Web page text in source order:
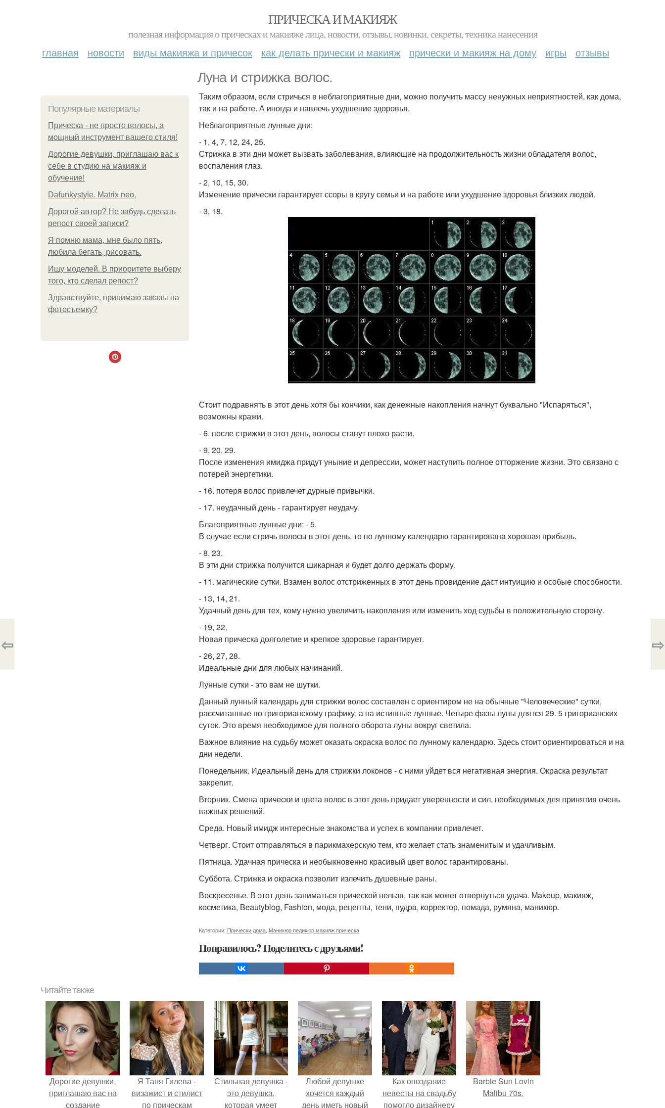
ПРИЧЕСКА И МАКИЯЖ
полезная информация о прическах и макияже лица, новости, отзывы, новинки, секреты, техника нанесения
главная новости виды макияжа и причесок как делать прически и макияж прически и макияж на дому игры отзывы
Луна и стрижка волос.
Популярные материалы
Прическа - не просто волосы, а
мощный инструмент вашего стиля!
Дорогие девушки, приглашаю вас к
себе в студию на макияж и
обучение!
Dafunkystyle. Matrix neo.
Дорогой автор? Не забудь сделать
репост своей записи?
Я помню мама, мне было пять,
любила бегать, рисовать.
Ищу моделей. В приоритете выберу
того, кто сделал репост?
Здравствуйте, принимаю заказы на
фотосъемку?
Таким образом, если стричься в неблагоприятные дни, можно получить массу ненужных неприятностей, как дома,
так и на работе. А иногда и навлечь ухудшение здоровья.
Неблагоприятные лунные дни:
- 1, 4, 7, 12, 24, 25.
Стрижка в эти дни может вызвать заболевания, влияющие на продолжительность жизни обладателя волос,
воспаления глаз.
- 2, 10, 15, 30.
Изменение прически гарантирует ссоры в кругу семьи и на работе или ухудшение здоровья близких людей.
- 3, 18.
Стоит подравнять в этот день хотя бы кончики, как денежные накопления начнут буквально "Испаряться",
возможны кражи.
- 6. после стрижки в этот день, волосы станут плохо расти.
- 9, 20, 29.
После изменения имиджа придут уныние и депрессии, может наступить полное отторжение жизни. Это связано с
потерей энергетики.
- 16. потеря волос привлечет дурные привычки.
- 17. неудачный день - гарантирует неудачу.
Благоприятные лунные дни: - 5.
В случае если стричь волосы в этот день, то по лунному календарю гарантирована хорошая прибыль.
- 8, 23.
В эти дни стрижка получится шикарная и будет долго держать форму.
- 11. магические сутки. Взамен волос отстриженных в этот день провидение даст интуицию и особые способности.
- 13, 14, 21.
Удачный день для тех, кому нужно увеличить накопления или изменить ход судьбы в положительную сторону.
- 19, 22.
Новая прическа долголетие и крепкое здоровье гарантирует.
- 26, 27, 28.
Идеальные дни для любых начинаний.
Лунные сутки - это вам не шутки.
Данный лунный календарь для стрижки волос составлен с ориентиром не на обычные "Человеческие" сутки,
рассчитанные по григорианскому графику, а на истинные лунные. Четыре фазы луны длятся 29. 5 григорианских
суток. Это время необходимое для полного оборота луны вокруг светила.
Важное влияние на судьбу может оказать окраска волос по лунному календарю. Здесь стоит ориентироваться и на
дни недели.
Понедельник. Идеальный день для стрижки локонов - с ними уйдет вся негативная энергия. Окраска результат
закрепит.
Вторник. Смена прически и цвета волос в этот день придает уверенности и сил, необходимых для принятия очень
важных решений.
Среда. Новый имидж интересные знакомства и успех в компании привлечет.
Четверг. Стоит отправляться в парикмахерскую тем, кто желает стать знаменитым и удачливым.
Пятница. Удачная прическа и необыкновенно красивый цвет волос гарантированы.
Суббота. Стрижка и окраска позволит излечить душевные раны.
Воскресенье. В этот день заниматься прической нельзя, так как может отвернуться удача. Makeup, макияж,
косметика, Beautyblog, Fashion, мода, рецепты, тени, пудра, корректор, помада, румяна, маникюр.
Категории: Прически дома Маникюр педикюр макияж прическа
Понравилось? Поделитесь с друзьями!
⇦ ⇨
Читайте также
Дорогие девушки,
приглашаю вас на
создание
Я Таня Гилева -
визажист и стилист
по прическам
Стильная девушка -
это девушка,
которая умеет
Любой девушке
хочется каждый
день иметь новый
Как опоздание
невесты на свадьбу
помогло дизайнеру
Barbie Sun Lovin
Malibu 70s.